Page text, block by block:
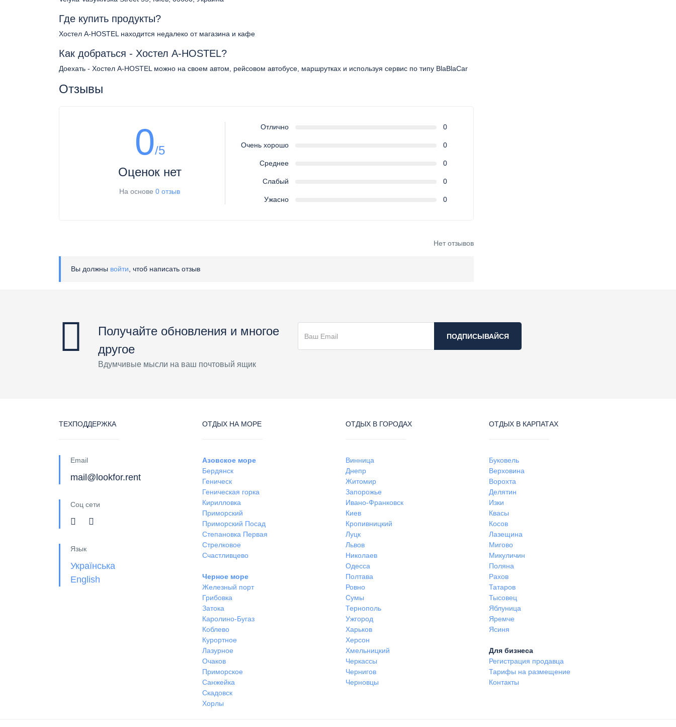
Где купить продукты?
Хостел A-HOSTEL находится недалеко от магазина и кафе
Как добраться - Хостел A-HOSTEL?
Доехать - Хостел A-HOSTEL можно на своем автом, рейсовом автобусе, маршрутках и используя сервис по типу BlaBlaCar
Отзывы
0/5
Оценок нет
На основе0 отзыв
Отлично 0
Очень хорошо 0
Среднее 0
Слабый 0
Ужасно 0
Нет отзывов
Вы должны войти , чтоб написать отзыв
Получайте обновления и многое
другое
Вдумчивые мысли на ваш почтовый ящик
ПОДПИСЫВАЙСЯ
ТЕХПОДДЕРЖКА
Email
mail@lookfor.rent
Соц сети
Язык
Українська
English
ОТДЫХ НА МОРЕ
Азовское море
Бердянск
Геническ
Геническая горка
Кирилловка
Приморский
Приморский Посад
Степановка Первая
Стрелковое
Счастливцево
Черное море
Железный порт
Грибовка
Затока
Каролино-Бугаз
Коблево
Курортное
Лазурное
Очаков
Приморское
Санжейка
Скадовск
Хорлы
ОТДЫХ В ГОРОДАХ
Винница
Днепр
Житомир
Запорожье
Ивано-Франковск
Киев
Кропивницкий
Луцк
Львов
Николаев
Одесса
Полтава
Ровно
Сумы
Тернополь
Ужгород
Харьков
Херсон
Хмельницкий
Черкассы
Чернигов
Черновцы
ОТДЫХ В КАРПАТАХ
Буковель
Верховина
Ворохта
Делятин
Изки
Квасы
Косов
Лазещина
Мигово
Микуличин
Поляна
Рахов
Татаров
Тысовец
Яблуница
Яремче
Ясиня
Для бизнеса
Регистрация продавца
Тарифы на размещение
Контакты